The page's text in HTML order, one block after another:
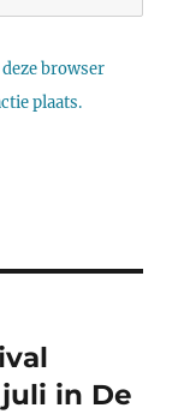
browser
plaats.
juli in De